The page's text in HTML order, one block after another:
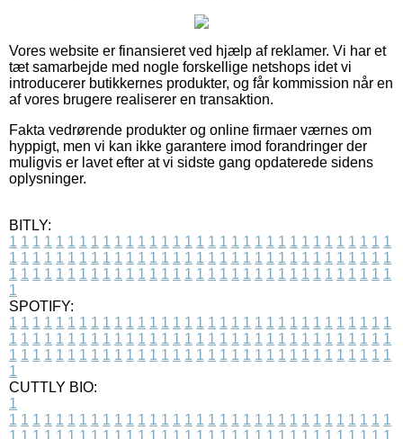
Vores website er finansieret ved hjælp af reklamer. Vi har et
tæt samarbejde med nogle forskellige netshops idet vi
introducerer butikkernes produkter, og får kommission når en
af vores brugere realiserer en transaktion.
Fakta vedrørende produkter og online firmaer værnes om
hyppigt, men vi kan ikke garantere imod forandringer der
muligvis er lavet efter at vi sidste gang opdaterede sidens
oplysninger.
BITLY:
1 1 1 1 1 1 1 1 1 1 1 1 1 1 1 1 1 1 1 1 1 1 1 1 1 1 1 1 1 1 1 1 1
1 1 1 1 1 1 1 1 1 1 1 1 1 1 1 1 1 1 1 1 1 1 1 1 1 1 1 1 1 1 1 1 1
1 1 1 1 1 1 1 1 1 1 1 1 1 1 1 1 1 1 1 1 1 1 1 1 1 1 1 1 1 1 1 1 1
1
SPOTIFY:
1 1 1 1 1 1 1 1 1 1 1 1 1 1 1 1 1 1 1 1 1 1 1 1 1 1 1 1 1 1 1 1 1
1 1 1 1 1 1 1 1 1 1 1 1 1 1 1 1 1 1 1 1 1 1 1 1 1 1 1 1 1 1 1 1 1
1 1 1 1 1 1 1 1 1 1 1 1 1 1 1 1 1 1 1 1 1 1 1 1 1 1 1 1 1 1 1 1 1
1
CUTTLY BIO:
1
1 1 1 1 1 1 1 1 1 1 1 1 1 1 1 1 1 1 1 1 1 1 1 1 1 1 1 1 1 1 1 1 1
1 1 1 1 1 1 1 1 1 1 1 1 1 1 1 1 1 1 1 1 1 1 1 1 1 1 1 1 1 1 1 1 1